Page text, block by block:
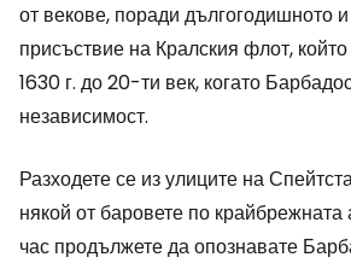
от векове, поради дългогодишното
присъствие на Кралския флот,
1630 г. до 20-ти век, когато
независимост.
Разходете се из улиците на
някой от баровете по
час продължете да опознавате